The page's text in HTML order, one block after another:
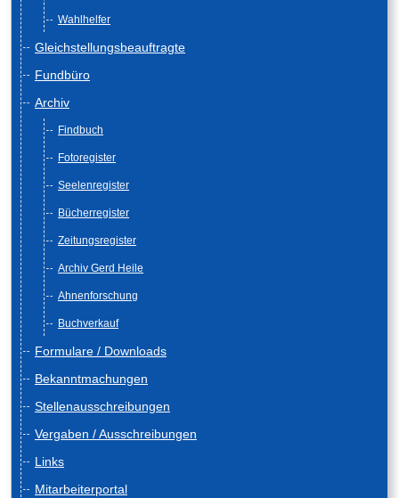
Wahlhelfer
Gleichstellungsbeauftragte
Fundbüro
Archiv
Findbuch
Fotoregister
Seelenregister
Bücherregister
Zeitungsregister
Archiv Gerd Heile
Ahnenforschung
Buchverkauf
Formulare / Downloads
Bekanntmachungen
Stellenausschreibungen
Vergaben / Ausschreibungen
Links
Mitarbeiterportal